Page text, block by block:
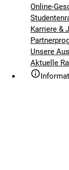
Online-
Karriere &
Unsere
Aktuelle